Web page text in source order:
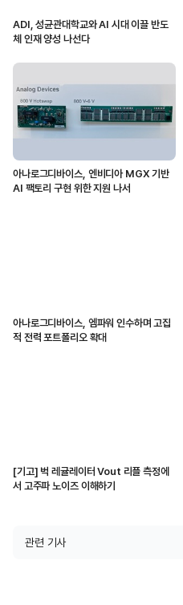
ADI, 성균관대학교와 AI 시대 이끌 반도
체 인재 양성 나선다
아나로그디바이스, 엔비디아 MGX 기반
AI 팩토리 구현 위한 지원 나서
아나로그디바이스, 엠파워 인수하며 고집
적 전력 포트폴리오 확대
[기고] 벅 레귤레이터 Vout 리플 측정에
서 고주파 노이즈 이해하기
관련 기사